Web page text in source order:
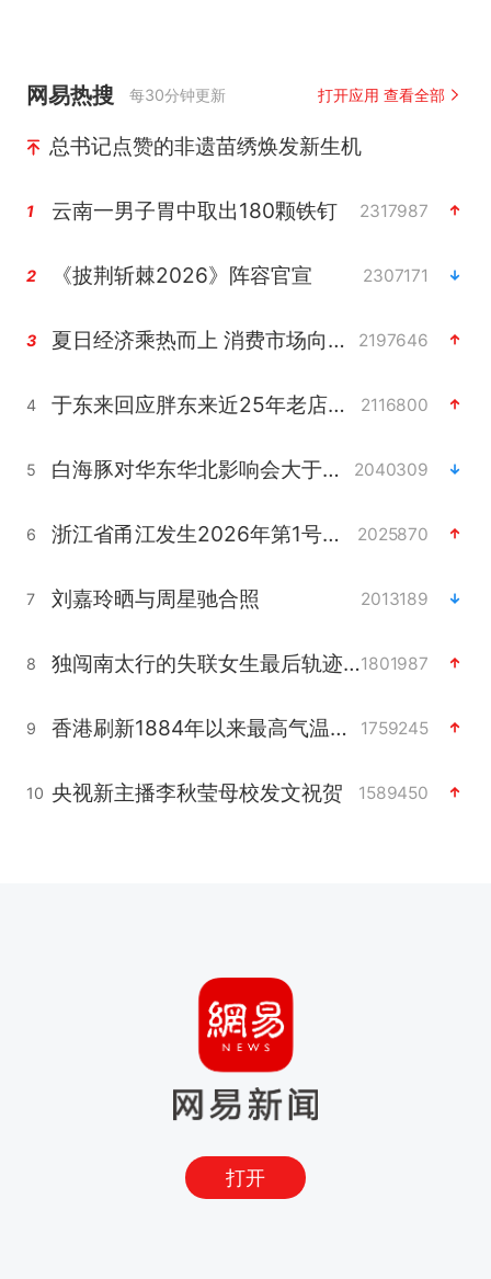
网易热搜 每30分钟更新 打开应用 查看全部
总书记点赞的非遗苗绣焕发新生机
1 云南一男子胃中取出180颗铁钉 2317987
2 《披荆斩棘2026》阵容官宣 2307171
3 夏日经济乘热而上 消费市场向新而行 2197646
4 于东来回应胖东来近25年老店年底关闭 2116800
5 白海豚对华东华北影响会大于巴威 2040309
6 浙江省甬江发生2026年第1号洪水 2025870
7 刘嘉玲晒与周星驰合照 2013189
8 独闯南太行的失联女生最后轨迹已确认1801987
9 香港刷新1884年以来最高气温纪录 1759245
10 央视新主播李秋莹母校发文祝贺 1589450
打开